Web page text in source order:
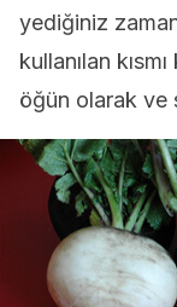
yediğiniz
kullanılan
öğün olarak ve